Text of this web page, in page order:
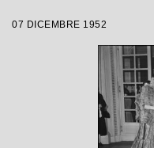
07 DICEMBRE 1952